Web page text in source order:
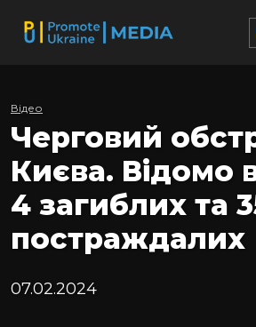
Відео
Черговий
Києва. Відомо
4 загиблих та
постраждалих
07.02.2024